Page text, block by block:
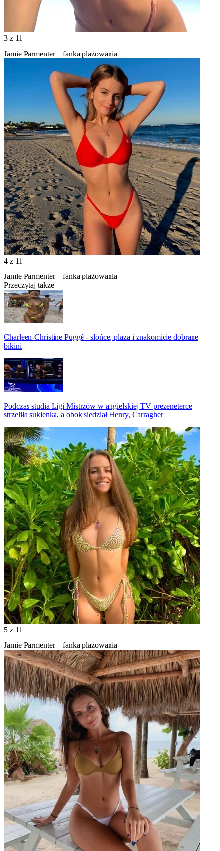
3 z 11
Jamie Parmenter – fanka plażowania
4 z 11
Jamie Parmenter – fanka plażowania
Przeczytaj także
Charleen-Christine Puggé - słońce, plaża i znakomicie dobrane
bikini
Podczas studia Ligi Mistrzów w angielskiej TV prezeneterce
strzeliła sukienka, a obok siedział Henry, Carragher
5 z 11
Jamie Parmenter – fanka plażowania